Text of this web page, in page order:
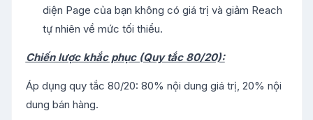
diện Page của bạn không có giá trị và giảm Reach
tự nhiên về mức tối thiểu.
Chiến lược khắc phục (Quy tắc 80/20):
Áp dụng quy tắc 80/20: 80% nội dung giá trị, 20% nội
dung bán hàng.